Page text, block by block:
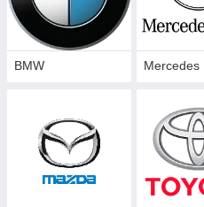
BMW Mercedes